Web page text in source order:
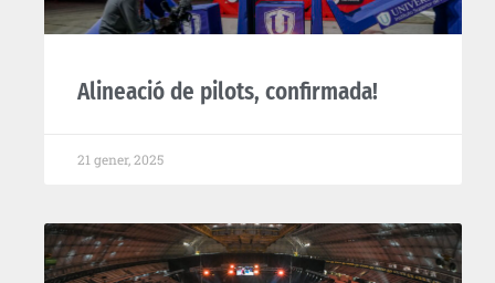
Alineació de pilots, confirmada!
21 gener, 2025